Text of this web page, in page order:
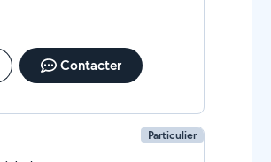
Contacter
Particulier